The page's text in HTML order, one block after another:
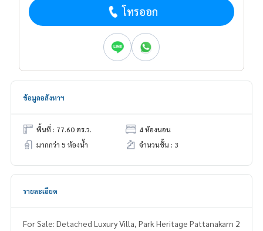
โทรออก
ข้อมูลอสังหาฯ
พื้นที่ : 77.60 ตร.ว.
4 ห้องนอน
มากกว่า 5 ห้องน้ำ
จำนวนชั้น : 3
รายละเอียด
For Sale: Detached Luxury Villa, Park Heritage Pattanakarn 2